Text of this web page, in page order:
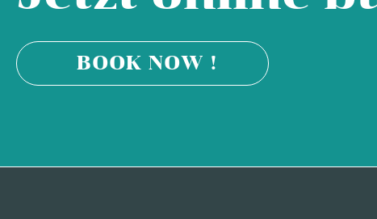
BOOK NOW !